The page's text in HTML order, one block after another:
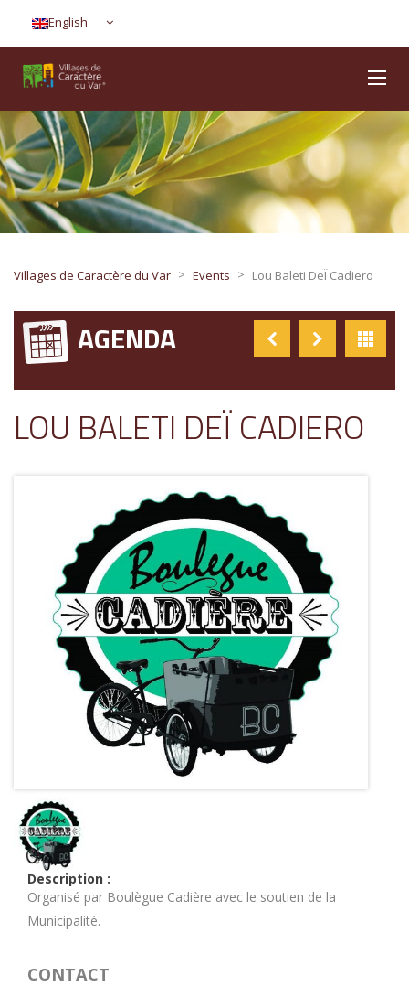
English
Villages de Caractère du Var > Events > Lou Baleti DeÏ Cadiero
AGENDA
LOU BALETI DEÏ CADIERO
Description :
Organisé par Boulègue Cadière avec le soutien de la
Municipalité.
CONTACT